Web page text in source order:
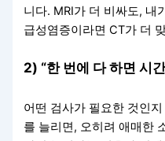
니다. MRI가 더 비싸도, 내
급성염증이라면 CT가 더
2) “한 번에 다 하면 시
어떤 검사가 필요한 것인
를 늘리면, 오히려 애매한